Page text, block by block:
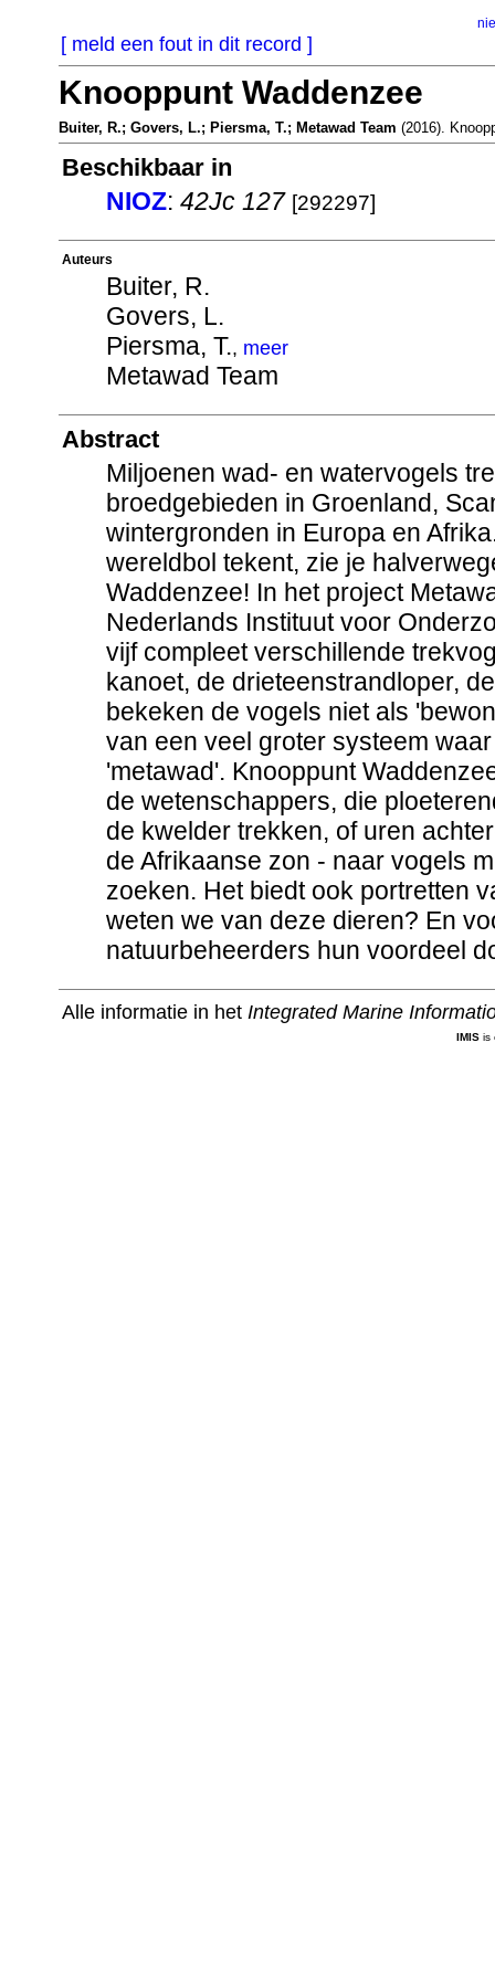
[ meld een fout in dit record ]
Knooppunt Waddenzee
Buiter, R.; Govers, L.; Piersma, T.; Metawad Team (2016).
Beschikbaar in
NIOZ: 42Jc 127 [292297]
Auteurs
Buiter, R.
Govers, L.
Piersma, T., meer
Metawad Team
Abstract
Miljoenen wad- en watervogels
broedgebieden in Groenland,
wintergronden in Europa en
wereldbol tekent, zie je
Waddenzee! In het project
Nederlands Instituut voor
vijf compleet verschillende
kanoet, de drieteenstrandloper,
bekeken de vogels niet als
van een veel groter systeem
'metawad'. Knooppunt
de wetenschappers, die
de kwelder trekken, of uren
de Afrikaanse zon - naar vogels
zoeken. Het biedt ook portretten
weten we van deze dieren? En
natuurbeheerders hun voordeel
Alle informatie in het Integrated Marine
IMISis